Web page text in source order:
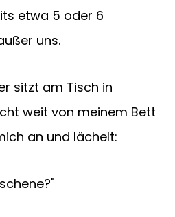
etwa 5 oder 6
uns.
sitzt am Tisch in
weit von meinem Bett
an und lächelt: